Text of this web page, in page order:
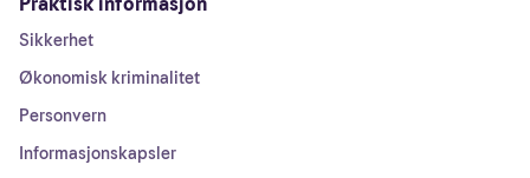
Sikkerhet
Økonomisk kriminalitet
Personvern
Informasjonskapsler